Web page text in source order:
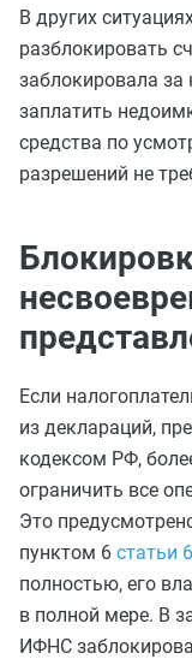
В других
разблокировать
заблокировала за
заплатить
средства по
разрешений не
Если
из деклараций,
кодексом РФ,
ограничить все
Это
пунктом 6 статьи
полностью, его
в полной мере. В
ИФНС